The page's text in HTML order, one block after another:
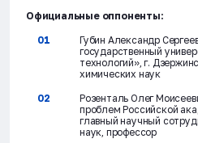
Официальные оппоненты:
Губин Александр
государственный
технологий», г.
химических наук
Розенталь Олег
проблем Российской
главный научный
наук, профессор